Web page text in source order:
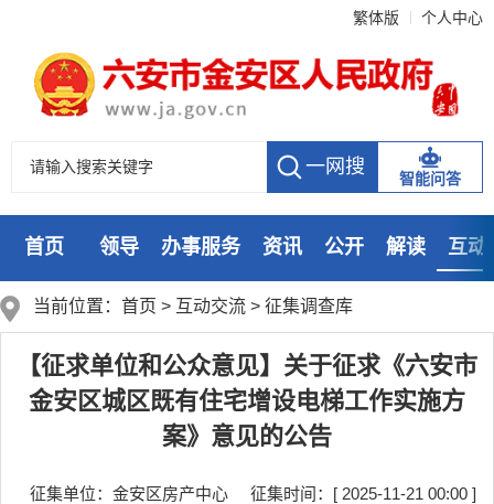
繁体版 个人中心
智能问答
首页 领导 办事服务 资讯 公开 解读 互动
数据 走进
当前位置： 首页 > 互动交流 > 征集调查库
【征求单位和公众意见】关于征求《六安市
金安区城区既有住宅增设电梯工作实施方
案》意见的公告
征集单位：金安区房产中心
征集时间：[ 2025-11-21 00:00 ]